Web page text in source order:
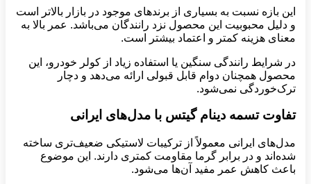
این بازه نسبت به بسیاری از برندهای موجود در بازار بالاتر است
و دلیل محبوبیت این محصول نزد رانندگان می‌باشد. عمر بالا به
معنای هزینه کمتر و اعتماد بیشتر است.
در شرایط رانندگی سنگین یا استفاده زیاد از کولر خودرو، این
محصول همچنان دوام قابل قبولی ارائه می‌دهد و دچار
ترک‌خوردگی نمی‌شود.
تفاوت تسمه دینام گیتس با مدل‌های ایرانی
مدل‌های ایرانی معمولاً از ترکیبات لاستیکی ضعیف‌تری ساخته
شده‌اند و در برابر گرما مقاومت کمتری دارند. این موضوع
باعث کاهش عمر مفید آن‌ها می‌شود.